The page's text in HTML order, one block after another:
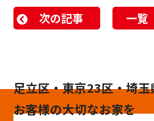
次の記事 一覧
足立区・東京23区・埼
お客様の大切なお家を